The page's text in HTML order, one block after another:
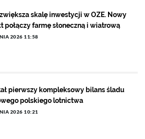
skalę inwestycji w OZE. Nowy
połączy farmę słoneczną i wiatrową
2026 11:58
pierwszy kompleksowy bilans śladu
polskiego lotnictwa
2026 10:21